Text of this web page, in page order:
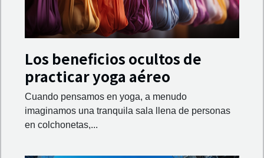
Los beneficios ocultos de
practicar yoga aéreo
Cuando pensamos en yoga, a menudo
imaginamos una tranquila sala llena de personas
en colchonetas,...